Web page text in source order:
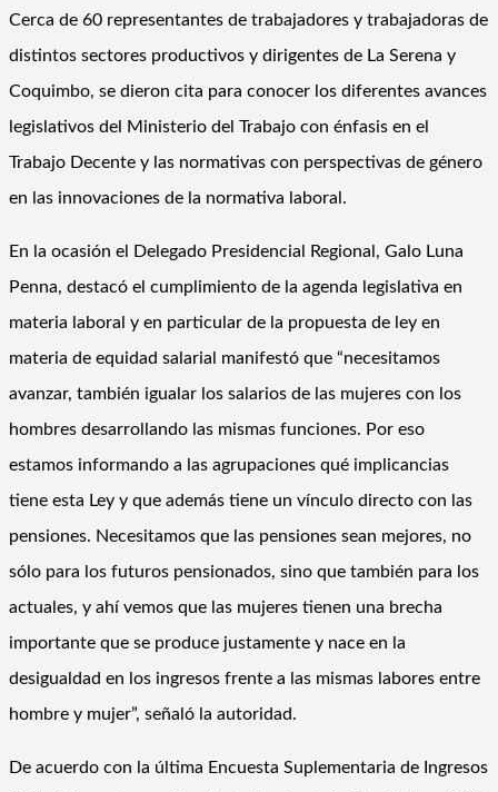
Cerca de 60 representantes de trabajadores y trabajadoras de
distintos sectores productivos y dirigentes de La Serena y
Coquimbo, se dieron cita para conocer los diferentes avances
legislativos del Ministerio del Trabajo con énfasis en el
Trabajo Decente y las normativas con perspectivas de género
en las innovaciones de la normativa laboral.
En la ocasión el Delegado Presidencial Regional, Galo Luna
Penna, destacó el cumplimiento de la agenda legislativa en
materia laboral y en particular de la propuesta de ley en
materia de equidad salarial manifestó que “necesitamos
avanzar, también igualar los salarios de las mujeres con los
hombres desarrollando las mismas funciones. Por eso
estamos informando a las agrupaciones qué implicancias
tiene esta Ley y que además tiene un vínculo directo con las
pensiones. Necesitamos que las pensiones sean mejores, no
sólo para los futuros pensionados, sino que también para los
actuales, y ahí vemos que las mujeres tienen una brecha
importante que se produce justamente y nace en la
desigualdad en los ingresos frente a las mismas labores entre
hombre y mujer”, señaló la autoridad.
De acuerdo con la última Encuesta Suplementaria de Ingresos